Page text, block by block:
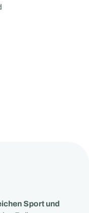
Sport und